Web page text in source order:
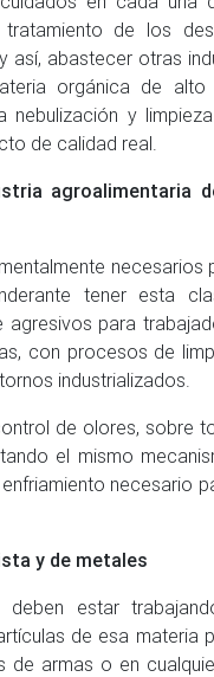
de los
así, abastecer otras
orgánica de alto
nebulización y
de calidad real.
agroalimentaria
necesarios
tener esta
agresivos para
con procesos de
industrializados.
de olores, sobre
el mismo
necesario
y de metales
estar
de esa materia
de armas o en